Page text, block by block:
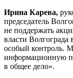
Ирина Карева,
председатель
не поддержать
власти Волгограда
особый контроль.
информационную
в общее дело».